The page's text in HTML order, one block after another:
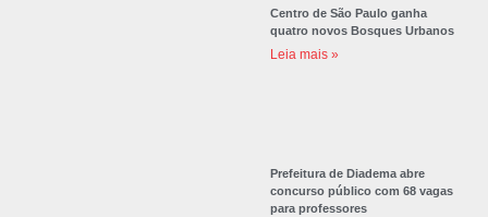
Centro de São Paulo ganha
quatro novos Bosques Urbanos
Leia mais »
Prefeitura de Diadema abre
concurso público com 68 vagas
para professores